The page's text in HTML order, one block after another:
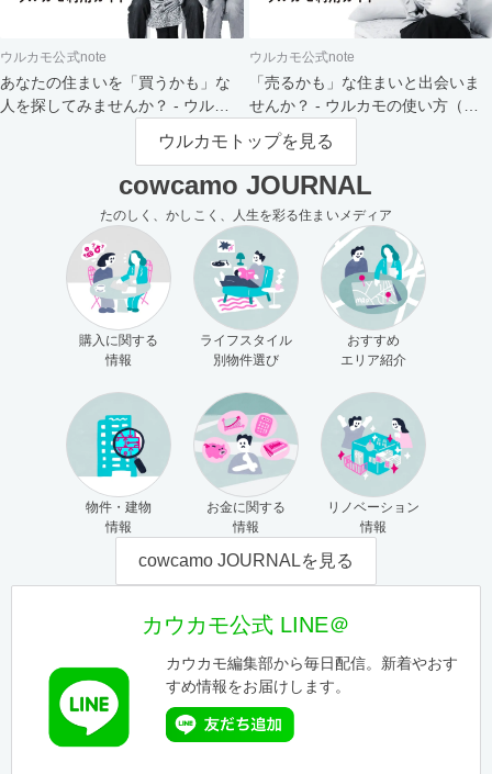
ウルカモ公式note
あなたの住まいを「買うかも」な
人を探してみませんか？ - ウルカ
ウルカモ公式note
「売るかも」な住まいと出会いま
せんか？ - ウルカモの使い方（買
主さま向け）
ウルカモトップを見る
cowcamo JOURNAL
たのしく、かしこく、人生を彩る住まいメディア
購入に関する
情報
ライフスタイル
別物件選び
おすすめ
エリア紹介
物件・建物
情報
お金に関する
情報
リノベーション
情報
cowcamo JOURNALを見る
カウカモ公式 LINE＠
カウカモ編集部から毎日配信。新着やおす
すめ情報をお届けします。